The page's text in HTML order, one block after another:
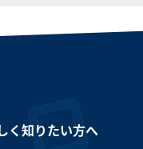
く知りたい方へ